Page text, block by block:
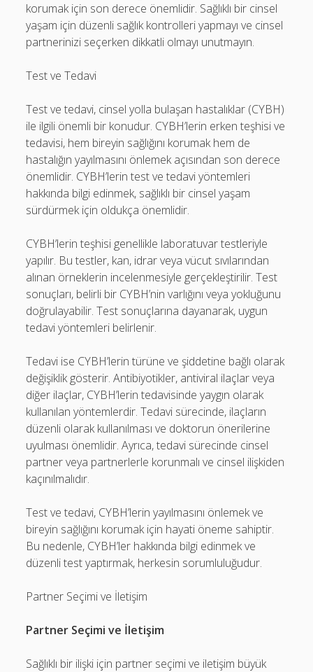
korumak için son derece önemlidir. Sağlıklı bir cinsel
yaşam için düzenli sağlık kontrolleri yapmayı ve cinsel
partnerinizi seçerken dikkatli olmayı unutmayın.
Test ve Tedavi
Test ve tedavi, cinsel yolla bulaşan hastalıklar (CYBH)
ile ilgili önemli bir konudur. CYBH’lerin erken teşhisi ve
tedavisi, hem bireyin sağlığını korumak hem de
hastalığın yayılmasını önlemek açısından son derece
önemlidir. CYBH’lerin test ve tedavi yöntemleri
hakkında bilgi edinmek, sağlıklı bir cinsel yaşam
sürdürmek için oldukça önemlidir.
CYBH’lerin teşhisi genellikle laboratuvar testleriyle
yapılır. Bu testler, kan, idrar veya vücut sıvılarından
alınan örneklerin incelenmesiyle gerçekleştirilir. Test
sonuçları, belirli bir CYBH’nin varlığını veya yokluğunu
doğrulayabilir. Test sonuçlarına dayanarak, uygun
tedavi yöntemleri belirlenir.
Tedavi ise CYBH’lerin türüne ve şiddetine bağlı olarak
değişiklik gösterir. Antibiyotikler, antiviral ilaçlar veya
diğer ilaçlar, CYBH’lerin tedavisinde yaygın olarak
kullanılan yöntemlerdir. Tedavi sürecinde, ilaçların
düzenli olarak kullanılması ve doktorun önerilerine
uyulması önemlidir. Ayrıca, tedavi sürecinde cinsel
partner veya partnerlerle korunmalı ve cinsel ilişkiden
kaçınılmalıdır.
Test ve tedavi, CYBH’lerin yayılmasını önlemek ve
bireyin sağlığını korumak için hayati öneme sahiptir.
Bu nedenle, CYBH’ler hakkında bilgi edinmek ve
düzenli test yaptırmak, herkesin sorumluluğudur.
Partner Seçimi ve İletişim
Partner Seçimi ve İletişim
Sağlıklı bir ilişki için partner seçimi ve iletişim büyük